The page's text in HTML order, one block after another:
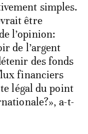
simples.
être
l’opinion:
de l’argent
des fonds
financiers
légal du point
a-t-